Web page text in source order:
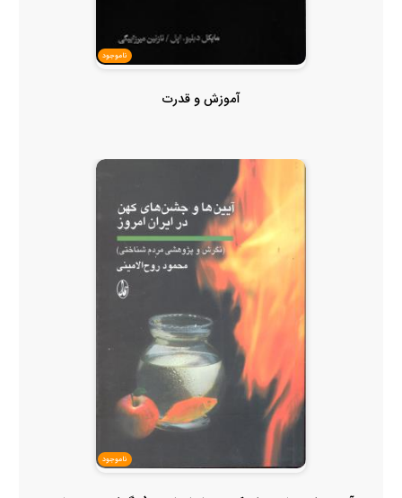
ناموجود
آموزش و قدرت
ناموجود